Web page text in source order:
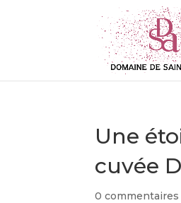
Une
cuvée
0 commentaires